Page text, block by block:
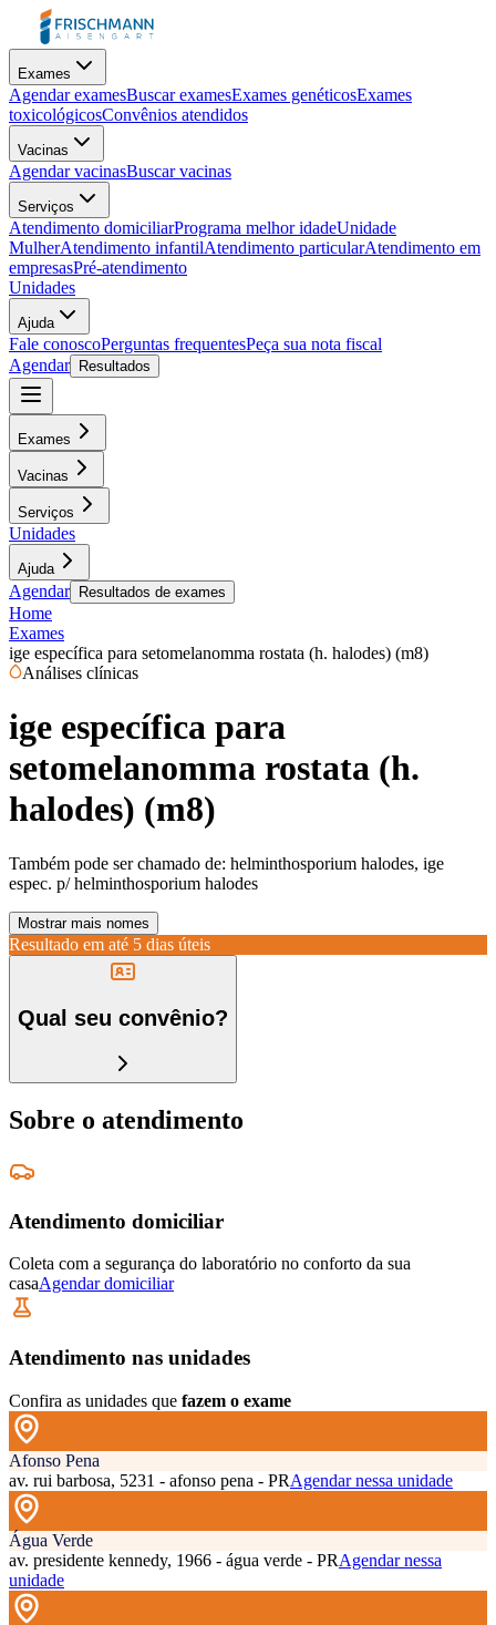
Exames
Agendar examesBuscar examesExames genéticosExames
toxicológicosConvênios atendidos
Vacinas
Agendar vacinasBuscar vacinas
Serviços
Atendimento domiciliarPrograma melhor idadeUnidade
MulherAtendimento infantilAtendimento particularAtendimento em
empresasPré-atendimento
Unidades
Ajuda
Fale conoscoPerguntas frequentesPeça sua nota fiscal
Agendar
Resultados
Exames
Vacinas
Serviços
Unidades
Ajuda
Agendar Resultados de exames
Home
Exames
ige específica para setomelanomma rostata (h. halodes) (m8)
Análises clínicas
ige específica para
setomelanomma rostata (h.
halodes) (m8)
Também pode ser chamado de: helminthosporium halodes, ige
espec. p/ helminthosporium halodes
Mostrar mais nomes
Resultado em até 5 dias úteis
Qual seu convênio?
Sobre o atendimento
Atendimento domiciliar
Coleta com a segurança do laboratório no conforto da sua
casaAgendar domiciliar
Atendimento nas unidades
Confira as unidades que fazem o exame
Afonso Pena
av. rui barbosa, 5231 - afonso pena - PRAgendar nessa unidade
Água Verde
av. presidente kennedy, 1966 - água verde - PRAgendar nessa
unidade